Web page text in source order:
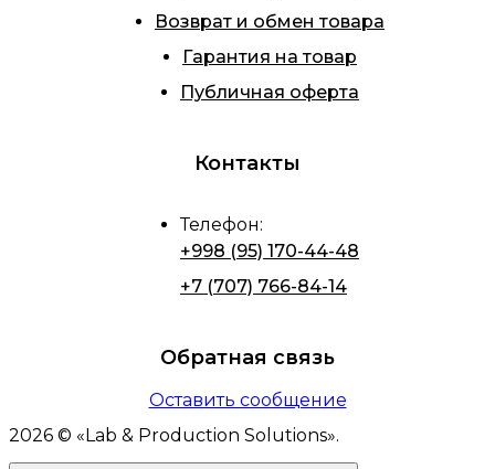
Возврат и обмен товара
Гарантия на товар
Публичная оферта
Контакты
Телефон:
+998 (95) 170-44-48
+7 (707) 766-84-14
Обратная связь
Оставить сообщение
2026 © « Lab & Production Solutions».